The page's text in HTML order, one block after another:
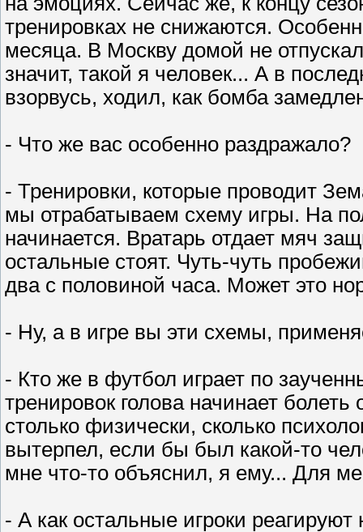
тренировках не снижаются.
месяца. В Москву домой не
значит, такой я человек... А в
взорвусь, ходил, как бомба
- Что же вас особенно раздражало?
- Тренировки, которые проводит
мы отрабатываем схему игры. На
начинается. Вратарь отдает мяч
остальные стоят. Чуть-чуть
два с половиной часа. Может это
- Ну, а в игре вы эти схемы,
- Кто же в футбол играет по
тренировок голова начинает
столько физически, сколько
вытерпел, если бы был какой-то
мне что-то объяснил, я ему... Для
- А как остальные игроки реагируют